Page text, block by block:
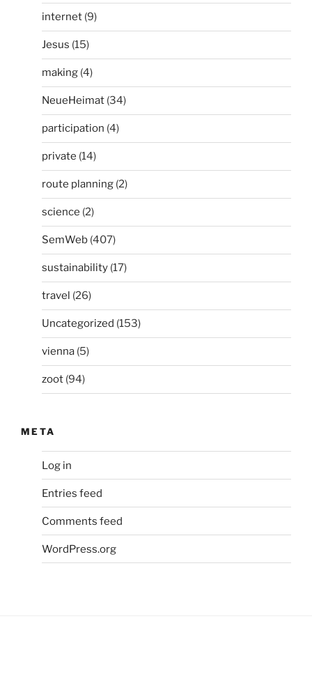
internet (9)
Jesus (15)
making (4)
NeueHeimat (34)
participation (4)
private (14)
route planning (2)
science (2)
SemWeb (407)
sustainability (17)
travel (26)
Uncategorized (153)
vienna (5)
zoot (94)
META
Log in
Entries feed
Comments feed
WordPress.org